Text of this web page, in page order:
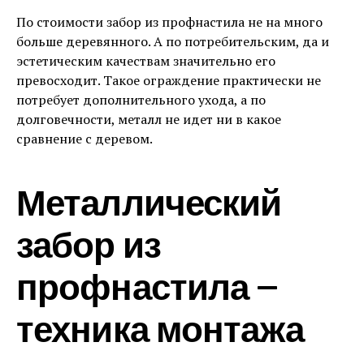
По стоимости забор из профнастила не на много
больше деревянного. А по потребительским, да и
эстетическим качествам значительно его
превосходит. Такое ограждение практически не
потребует дополнительного ухода, а по
долговечности, металл не идет ни в какое
сравнение с деревом.
Металлический
забор из
профнастила —
техника монтажа